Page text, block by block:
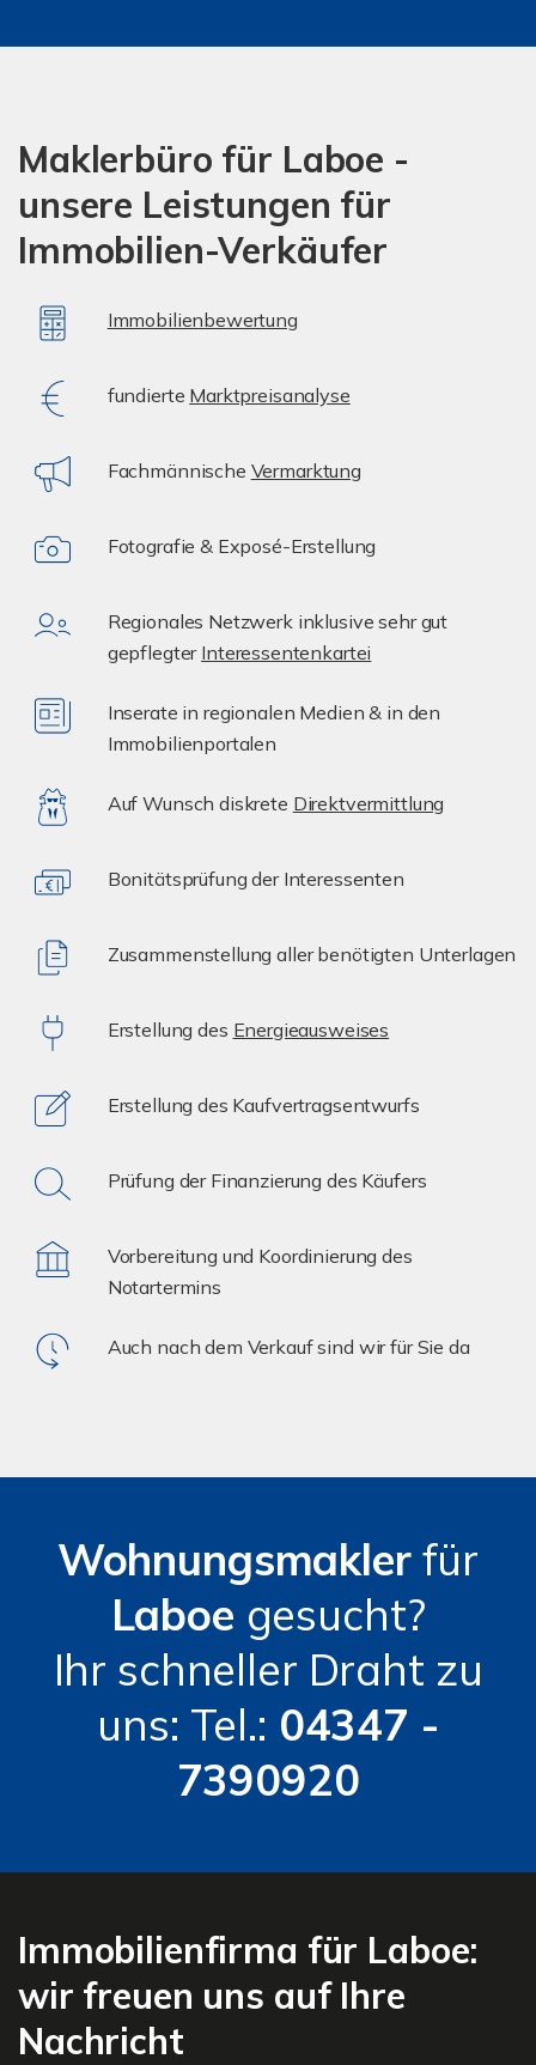
Maklerbüro für Laboe -
unsere Leistungen für
Immobilien-Verkäufer
Immobilienbewertung
fundierte Marktpreisanalyse
Fachmännische Vermarktung
Fotografie & Exposé-Erstellung
Regionales Netzwerk inklusive sehr gut
gepflegter Interessentenkartei
Inserate in regionalen Medien & in den
Immobilienportalen
Auf Wunsch diskrete Direktvermittlung
Bonitätsprüfung der Interessenten
Zusammenstellung aller benötigten Unterlagen
Erstellung des Energieausweises
Erstellung des Kaufvertragsentwurfs
Prüfung der Finanzierung des Käufers
Vorbereitung und Koordinierung des
Notartermins
Auch nach dem Verkauf sind wir für Sie da
Wohnungsmaklerfür
Laboe gesucht?
Ihr schneller Draht zu
uns: Tel.: 04347 -
7390920
Immobilienfirma für Laboe:
wir freuen uns auf Ihre
Nachricht